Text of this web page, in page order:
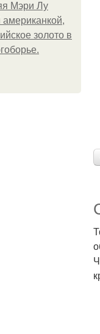
Мэри Лу
американкой,
золото в